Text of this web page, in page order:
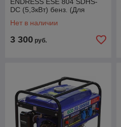
DC (5,3кВт) бенз. (Для
(141001)
Нет в наличии
3 300 руб.